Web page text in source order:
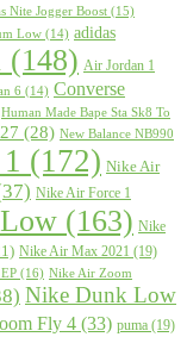
Nite Jogger Boost (15)
Low (14) adidas
(148) Air Jordan 1
6 (14) Converse
Human Made Bape Sta Sk8 To
(28) New Balance NB990
(172) Nike Air
Nike Air Force 1
(163) Nike
Nike Air Max 2021 (19)
(16) Nike Air Zoom
Nike Dunk Low
Fly 4 (33) puma (19)